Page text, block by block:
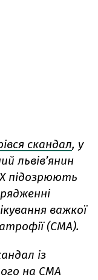
скандал, у
львів’янин
підозрюють
важкої
атрофії (СМА).
із
на СМА